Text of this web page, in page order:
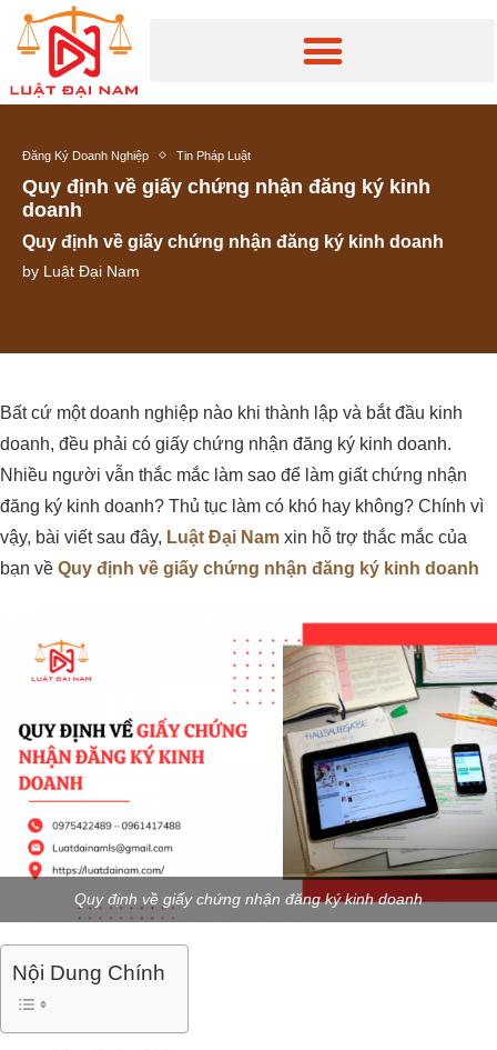
Đăng Ký Doanh Nghiệp Tin Pháp Luật
Quy định về giấy chứng nhận đăng ký kinh
doanh
Quy định về giấy chứng nhận đăng ký kinh doanh
by Luật Đại Nam
Bất cứ một doanh nghiệp nào khi thành lập và bắt đầu kinh
doanh, đều phải có giấy chứng nhận đăng ký kinh doanh.
Nhiều người vẫn thắc mắc làm sao để làm giất chứng nhận
đăng ký kinh doanh? Thủ tục làm có khó hay không? Chính vì
vậy, bài viết sau đây, Luật Đại Nam xin hỗ trợ thắc mắc của
bạn về Quy định về giấy chứng nhận đăng ký kinh doanh
Quy định về giấy chứng nhận đăng ký kinh doanh
Nội Dung Chính